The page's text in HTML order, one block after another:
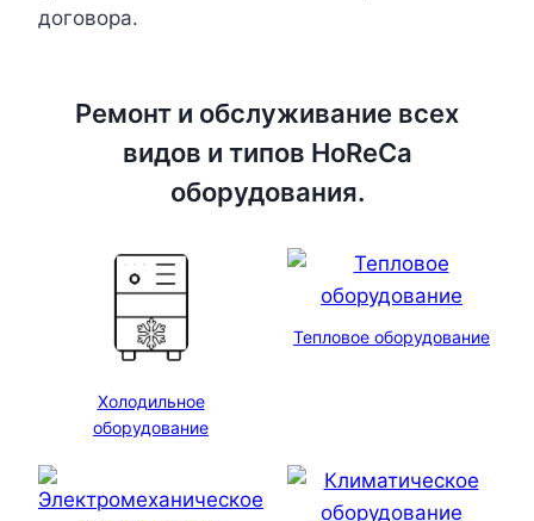
договора.
Ремонт и обслуживание всех
видов и типов HoReCa
оборудования.
Холодильное
оборудование
Тепловое оборудование